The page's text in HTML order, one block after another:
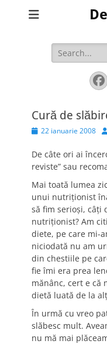
Search
for:
Cură de
Posted
22 ianuarie 2008
De câte ori ai
reviste” sau
Mai toată lumea
unui nutriţionist
să fim serioşi, câţi
nutriţionist? Am
diete, pe care mi-
niciodată nu am
din chestiile pe
fie îmi era prea
mănânc, cert e că
dietă luată de la
În urmă cu vreo
slăbesc mult.
nu mă mai